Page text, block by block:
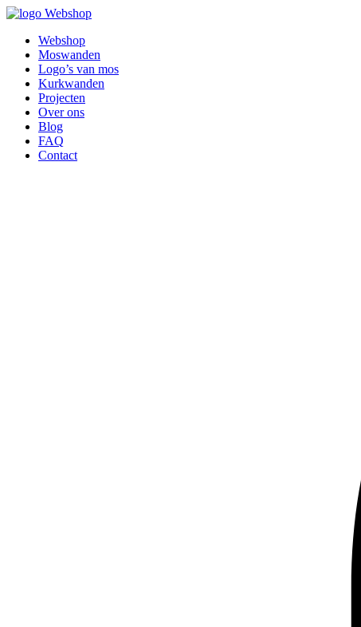
Webshop
Webshop
Moswanden
Logo’s van mos
Kurkwanden
Projecten
Over ons
Blog
FAQ
Contact